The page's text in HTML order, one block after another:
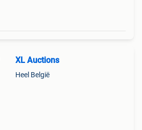
XL Auctions
Heel België